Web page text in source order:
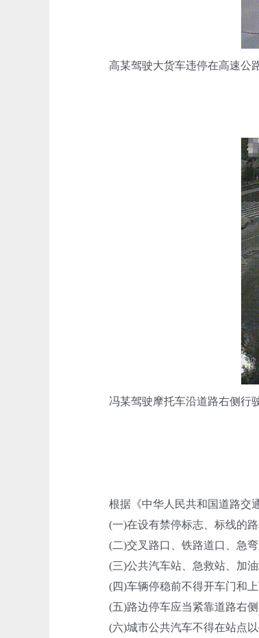
高某驾驶大货车违停在高速公路
冯某驾驶摩托车沿道路右侧行驶
根据《中华人民共和国道路交通
(一)在设有禁停标志、标线的路
(二)交叉路口、铁路道口、急弯
(三)公共汽车站、急救站、加油
(四)车辆停稳前不得开车门和上
(五)路边停车应当紧靠道路右侧
(六)城市公共汽车不得在站点以